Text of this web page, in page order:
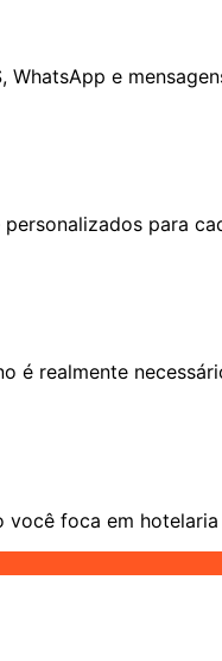
e
para
é realmente
você foca em